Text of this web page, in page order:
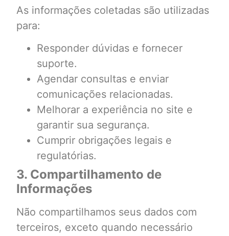
As informações coletadas são utilizadas
para:
Responder dúvidas e fornecer
suporte.
Agendar consultas e enviar
comunicações relacionadas.
Melhorar a experiência no site e
garantir sua segurança.
Cumprir obrigações legais e
regulatórias.
3. Compartilhamento de
Informações
Não compartilhamos seus dados com
terceiros, exceto quando necessário